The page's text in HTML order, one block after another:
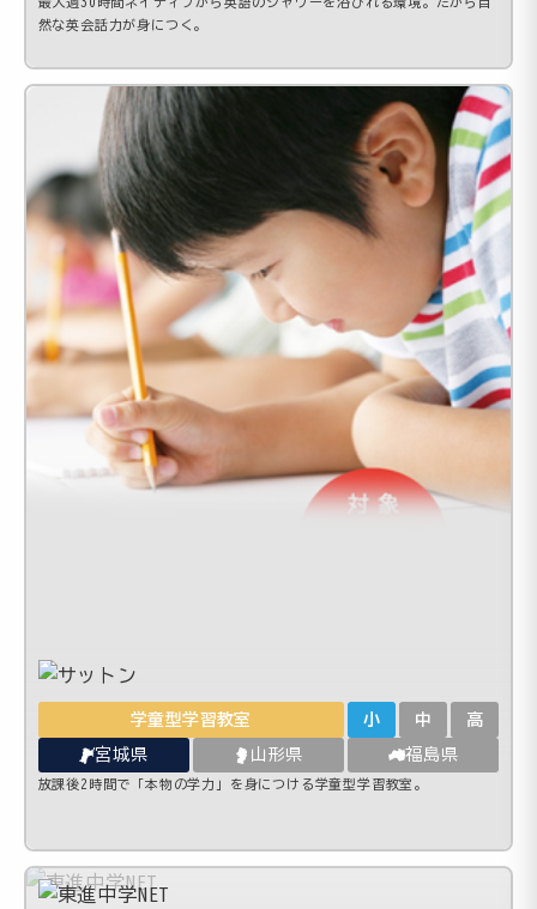
然な英会話力が身につく。
学童型学習教室 小 中 高
宮城県 山形県 福島県
放課後2時間で「本物の学力」を身につける学童型学習教室。